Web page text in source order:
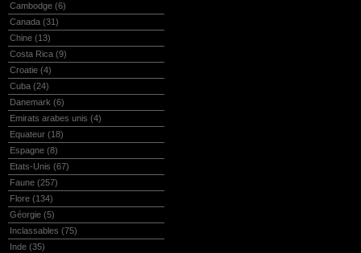
Cambodge (6)
Canada (31)
Chine (13)
Costa Rica (9)
Croatie (4)
Cuba (24)
Danemark (6)
Emirats arabes unis (4)
Equateur (18)
Espagne (8)
Etats-Unis (67)
Faune (257)
Flore (134)
Géorgie (5)
Inclassables (75)
Inde (35)